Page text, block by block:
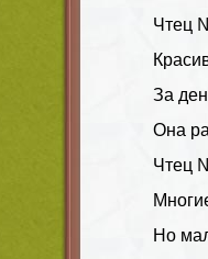
Чтец
За
Она
Чтец
Но